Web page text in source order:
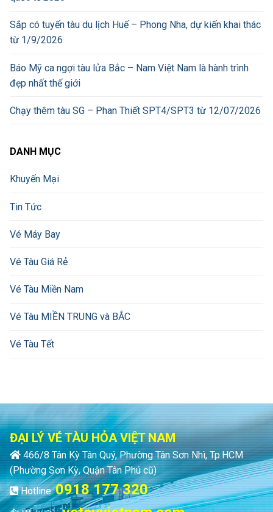
Sắp có tuyến tàu du lịch Huế – Phong Nha, dự kiến khai thác
từ 1/9/2026
Báo Mỹ ca ngợi tàu lửa Bắc – Nam Việt Nam là hành trình
đẹp nhất thế giới
Chạy thêm tàu SG – Phan Thiết SPT4/SPT3 từ 12/07/2026
DANH MỤC
Khuyến Mại
Tin Tức
Vé Máy Bay
Vé Tàu Giá Rẻ
Vé Tàu Miền Nam
Vé Tàu MIỀN TRUNG và BẮC
Vé Tàu Tết
ĐẠI LÝ VÉ TÀU HỎA VIỆT NAM
466/8 Tân Kỳ Tân Quý, Phường Tân Sơn Nhì, Tp.HCM
(Phường Sơn Kỳ, Quận Tân Phú cũ)
Hotline:0918 177 320